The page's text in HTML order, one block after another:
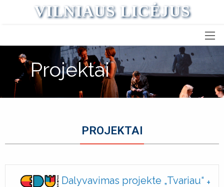
VILNIAUS LICĖJUS
Projektai
PROJEKTAI
Dalyvavimas projekte „Tvariau“